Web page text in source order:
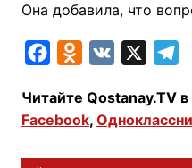
Она добавила, что
c
e
n
o
l
e
Читайте Qostanay.TV в
Facebook,